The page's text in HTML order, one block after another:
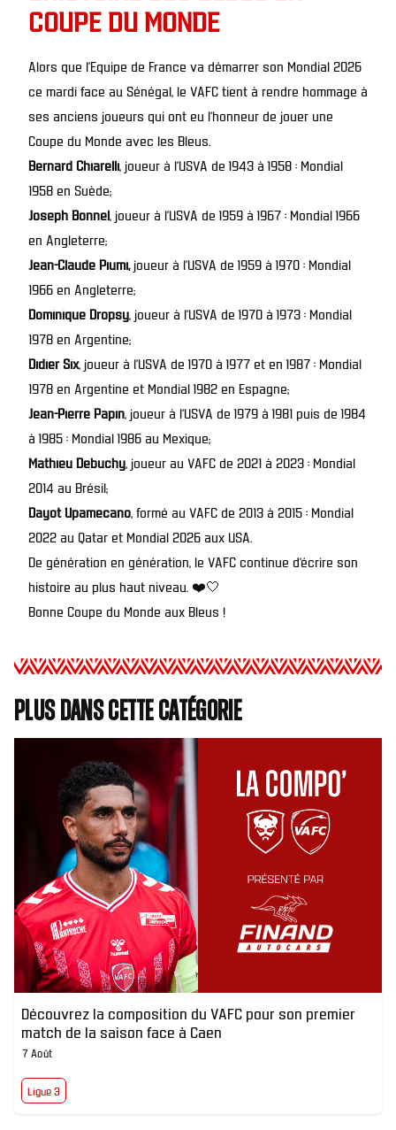
COUPE DU MONDE
Alors que l’Equipe de France va démarrer son Mondial 2026
ce mardi face au Sénégal, le VAFC tient à rendre hommage à
ses anciens joueurs qui ont eu l’honneur de jouer une
Coupe du Monde avec les Bleus.
Bernard Chiarelli , joueur à l’USVA de 1943 à 1958 : Mondial
1958 en Suède;
Joseph Bonnel , joueur à l’USVA de 1959 à 1967 : Mondial 1966
en Angleterre;
Jean-Claude Piumi,joueur à l’USVA de 1959 à 1970 : Mondial
1966 en Angleterre;
Dominique Dropsy , joueur à l’USVA de 1970 à 1973 : Mondial
1978 en Argentine;
Didier Six, joueur à l’USVA de 1970 à 1977 et en 1987 : Mondial
1978 en Argentine et Mondial 1982 en Espagne;
Jean-Pierre Papin , joueur à l’USVA de 1979 à 1981 puis de 1984
à 1985 : Mondial 1986 au Mexique;
Mathieu Debuchy , joueur au VAFC de 2021 à 2023 : Mondial
2014 au Brésil;
Dayot Upamecano , formé au VAFC de 2013 à 2015 : Mondial
2022 au Qatar et Mondial 2026 aux USA.
De génération en génération, le VAFC continue d’écrire son
histoire au plus haut niveau. ❤️🤍
Bonne Coupe du Monde aux Bleus !
Plus dans cette catégorie
Découvrez la composition du VAFC pour son premier
match de la saison face à Caen
7 Août
Ligue 3